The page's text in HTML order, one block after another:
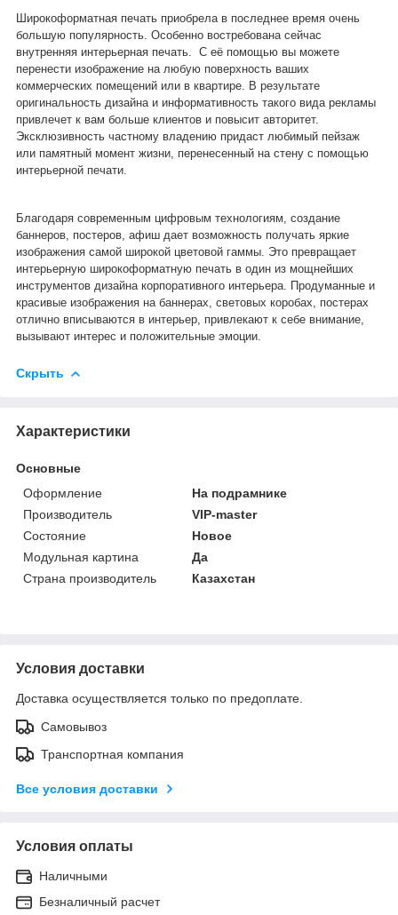
Широкоформатная печать приобрела в последнее время очень
большую популярность. Особенно востребована сейчас
внутренняя интерьерная печать. С её помощью вы можете
перенести изображение на любую поверхность ваших
коммерческих помещений или в квартире. В результате
оригинальность дизайна и информативность такого вида рекламы
привлечет к вам больше клиентов и повысит авторитет.
Эксклюзивность частному владению придаст любимый пейзаж
или памятный момент жизни, перенесенный на стену с помощью
интерьерной печати.
Благодаря современным цифровым технологиям, создание
баннеров, постеров, афиш дает возможность получать яркие
изображения самой широкой цветовой гаммы. Это превращает
интерьерную широкоформатную печать в один из мощнейших
инструментов дизайна корпоративного интерьера. Продуманные и
красивые изображения на баннерах, световых коробах, постерах
отлично вписываются в интерьер, привлекают к себе внимание,
вызывают интерес и положительные эмоции.
Скрыть
Характеристики
Основные
Оформление
На подрамнике
Производитель
VIP-master
Состояние
Новое
Модульная картина
Да
Страна производитель
Казахстан
Условия доставки
Доставка осуществляется только по предоплате.
Самовывоз
Транспортная компания
Все условия доставки
Условия оплаты
Наличными
Безналичный расчет